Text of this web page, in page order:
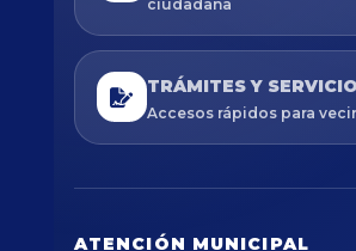
ciudadana
TRÁMITES Y
Accesos rápidos para
ATENCIÓN MUNICIPAL